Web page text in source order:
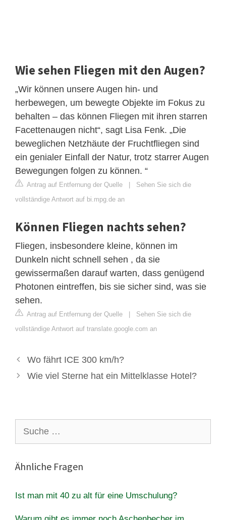
Wie sehen Fliegen mit den Augen?
„Wir können unsere Augen hin- und
herbewegen, um bewegte Objekte im Fokus zu
behalten – das können Fliegen mit ihren starren
Facettenaugen nicht“, sagt Lisa Fenk. „Die
beweglichen Netzhäute der Fruchtfliegen sind
ein genialer Einfall der Natur, trotz starrer Augen
Bewegungen folgen zu können. “
Antrag auf Entfernung der Quelle | Sehen Sie sich die
vollständige Antwort auf bi.mpg.de an
Können Fliegen nachts sehen?
Fliegen, insbesondere kleine, können im
Dunkeln nicht schnell sehen , da sie
gewissermaßen darauf warten, dass genügend
Photonen eintreffen, bis sie sicher sind, was sie
sehen.
Antrag auf Entfernung der Quelle | Sehen Sie sich die
vollständige Antwort auf translate.google.com an
Wo fährt ICE 300 km/h?
Wie viel Sterne hat ein Mittelklasse Hotel?
nach:
Ähnliche Fragen
Ist man mit 40 zu alt für eine Umschulung?